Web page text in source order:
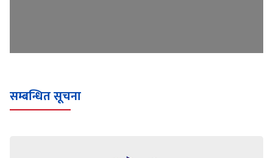
सम्बन्धित सूचना